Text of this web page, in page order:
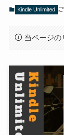
Kindle Unlimited
当ページの